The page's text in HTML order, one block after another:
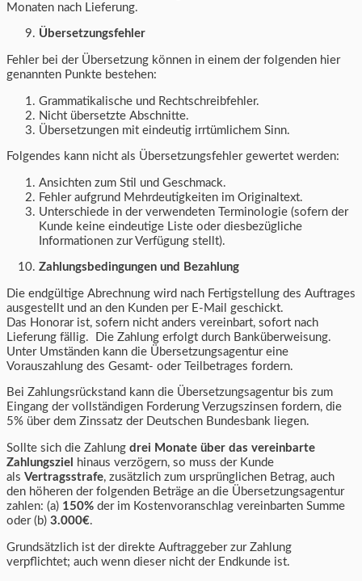
Monaten nach Lieferung.
Übersetzungsfehler
Fehler bei der Übersetzung können in einem der folgenden hier
genannten Punkte bestehen:
Grammatikalische und Rechtschreibfehler.
Nicht übersetzte Abschnitte.
Übersetzungen mit eindeutig irrtümlichem Sinn.
Folgendes kann nicht als Übersetzungsfehler gewertet werden:
Ansichten zum Stil und Geschmack.
Fehler aufgrund Mehrdeutigkeiten im Originaltext.
Unterschiede in der verwendeten Terminologie (sofern der
Kunde keine eindeutige Liste oder diesbezügliche
Informationen zur Verfügung stellt).
Zahlungsbedingungen und Bezahlung
Die endgültige Abrechnung wird nach Fertigstellung des Auftrages
ausgestellt und an den Kunden per E-Mail geschickt.
Das Honorar ist, sofern nicht anders vereinbart, sofort nach
Lieferung fällig. Die Zahlung erfolgt durch Banküberweisung.
Unter Umständen kann die Übersetzungsagentur eine
Vorauszahlung des Gesamt- oder Teilbetrages fordern.
Bei Zahlungsrückstand kann die Übersetzungsagentur bis zum
Eingang der vollständigen Forderung Verzugszinsen fordern, die
5% über dem Zinssatz der Deutschen Bundesbank liegen.
Sollte sich die Zahlung drei Monate über das vereinbarte
Zahlungsziel
hinaus verzögern, so muss der Kunde
als Vertragsstrafe, zusätzlich zum ursprünglichen Betrag, auch
den höheren der folgenden Beträge an die Übersetzungsagentur
zahlen: (a) 150% der im Kostenvoranschlag vereinbarten Summe
oder (b) 3.000€.
Grundsätzlich ist der direkte Auftraggeber zur Zahlung
verpflichtet; auch wenn dieser nicht der Endkunde ist.